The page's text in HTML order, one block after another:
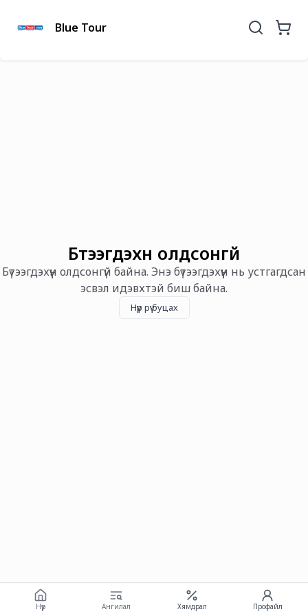
Blue Tour
Бүтээгдэхүүн олдсонгүй
Бүтээгдэхүүн олдсонгүй байна. Энэ бүтээгдэхүүн нь устгагдсан
эсвэл идэвхтэй биш байна.
Нүүр рүү буцах
Нүүр Ангилал Хямдрал Профайл